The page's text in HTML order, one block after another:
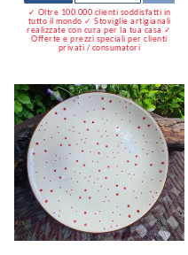
✓ Oltre 100.000 clienti soddisfatti in
tutto il mondo ✓ Stoviglie artigianali
realizzate con cura per la tua casa ✓
Offerte e prezzi speciali per clienti
privati / consumatori